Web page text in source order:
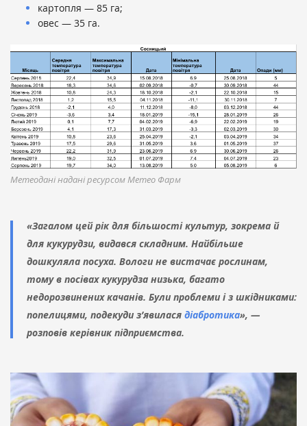
картопля — 85 га;
овес — 35 га.
Метеодані надані ресурсом Метео Фарм
«Загалом цей рік для більшості культур, зокрема й
для кукурудзи, видався складним. Найбільше
дошкуляла посуха. Вологи не вистачає рослинам,
тому в посівах кукурудза низька, багато
недорозвинених качанів. Були проблеми і з шкідниками:
попелицями, подекуди з’явилася діабротика», —
розповів керівник підприємства.